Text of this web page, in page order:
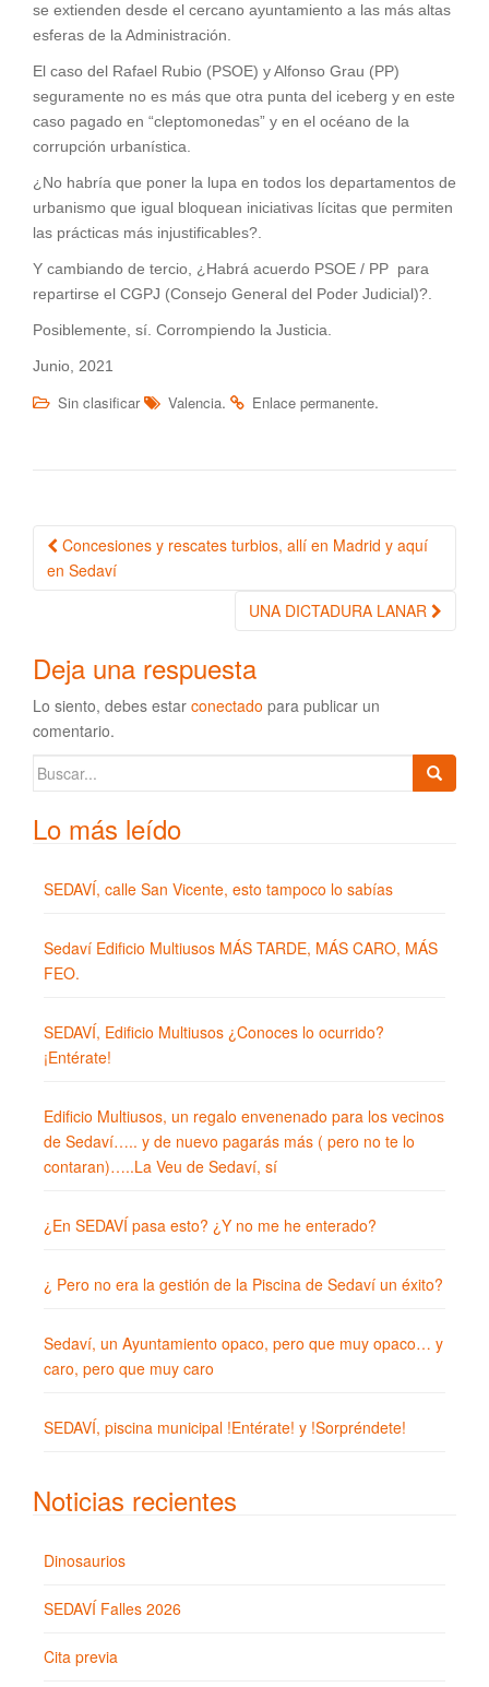
se extienden desde el cercano ayuntamiento a las más altas
esferas de la Administración.
El caso del Rafael Rubio (PSOE) y Alfonso Grau (PP)
seguramente no es más que otra punta del iceberg y en este
caso pagado en “cleptomonedas” y en el océano de la
corrupción urbanística.
¿No habría que poner la lupa en todos los departamentos de
urbanismo que igual bloquean iniciativas lícitas que permiten
las prácticas más injustificables?.
Y cambiando de tercio, ¿Habrá acuerdo PSOE / PP para
repartirse el CGPJ (Consejo General del Poder Judicial)?.
Posiblemente, sí. Corrompiendo la Justicia.
Junio, 2021
Sin clasificar Valencia. Enlace permanente.
Navegación de la entrada
Concesiones y rescates turbios, allí en Madrid y aquí
en Sedaví
UNA DICTADURA LANAR
Deja una respuesta
Lo siento, debes estar conectado para publicar un
comentario.
Buscar:
Lo más leído
SEDAVÍ, calle San Vicente, esto tampoco lo sabías
Sedaví Edificio Multiusos MÁS TARDE, MÁS CARO, MÁS
FEO.
SEDAVÍ, Edificio Multiusos ¿Conoces lo ocurrido?
¡Entérate!
Edificio Multiusos, un regalo envenenado para los vecinos
de Sedaví….. y de nuevo pagarás más ( pero no te lo
contaran)…..La Veu de Sedaví, sí
¿En SEDAVÍ pasa esto? ¿Y no me he enterado?
¿ Pero no era la gestión de la Piscina de Sedaví un éxito?
Sedaví, un Ayuntamiento opaco, pero que muy opaco… y
caro, pero que muy caro
SEDAVÍ, piscina municipal !Entérate! y !Sorpréndete!
Noticias recientes
Dinosaurios
SEDAVÍ Falles 2026
Cita previa